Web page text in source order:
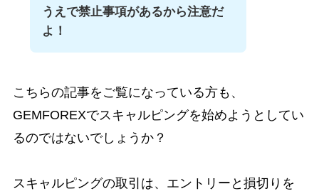
うえで禁止事項があるから注意だ
よ！
こちらの記事をご覧になっている方も、
GEMFOREXでスキャルピングを始めようとしてい
るのではないでしょうか？
スキャルピングの取引は、エントリーと損切りを